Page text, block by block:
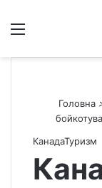
Меню
Головна
КанадаТуризм